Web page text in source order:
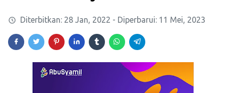
Diterbitkan: 28 Jan, 2022 - Diperbarui: 11 Mei, 2023